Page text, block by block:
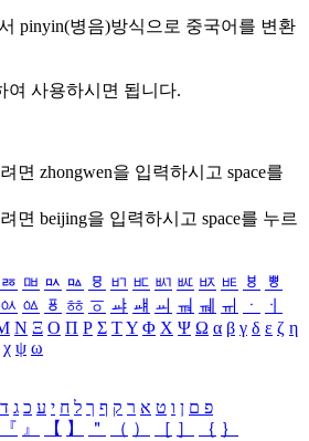
pinyin(병음)방식으로 중국어를 변환
여 사용하시면 됩니다.
면 zhongwen을 입력하시고 space를
면 beijing을 입력하시고 space를 누르
ㅭ ㅮ ㅯ ㅰ ㅱ ㅲ ㅳ ㅴ ㅵ ㅶ ㅷ ㅸ
ㅹ
ㆂ ㆃ ㆄ ㆅ ㆆ ㆇ ㆈ ㆉ ㆊ ㆋ ㆌ ㆍ
ㆎ
Ν Ξ Ο Π Ρ Σ ΤΥ Φ Χ Ψ Ω α β γ δ ε ζ η
χ ψ ω
פ ם ן ו ט א ר ק ף ך ל ח י ע כ ג ד
『 』 【 】 ＂ （ ） ［ ］ ｛ ｝